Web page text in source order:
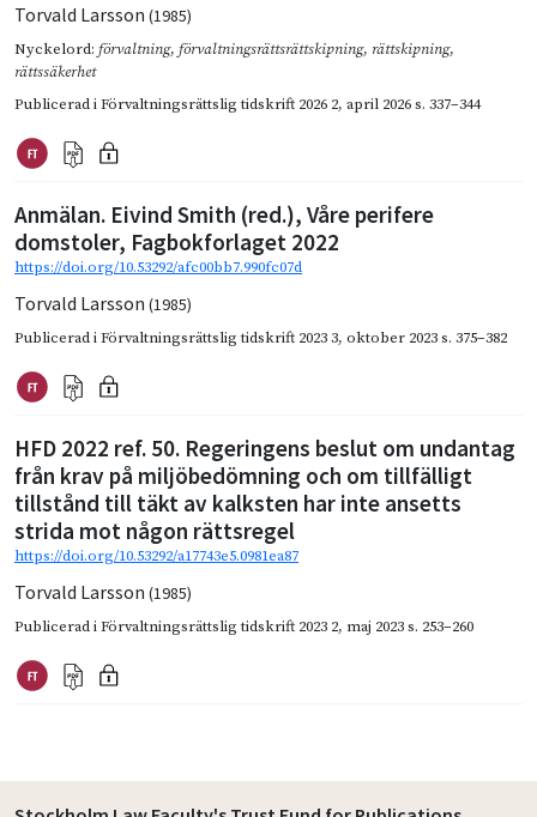
Torvald Larsson (1985)
Nyckelord: förvaltning, förvaltningsrättsrättskipning, rättskipning,
rättssäkerhet
Publicerad iFörvaltningsrättslig tidskrift 2026 2, april 2026s. 337–344
Anmälan. Eivind Smith (red.), Våre perifere
domstoler, Fagbokforlaget 2022
https://doi.org/10.53292/afc00bb7.990fc07d
Torvald Larsson (1985)
Publicerad iFörvaltningsrättslig tidskrift 2023 3, oktober 2023s. 375–382
HFD 2022 ref. 50. Regeringens beslut om undantag
från krav på miljöbedömning och om tillfälligt
tillstånd till täkt av kalksten har inte ansetts
strida mot någon rättsregel
https://doi.org/10.53292/a17743e5.0981ea87
Torvald Larsson (1985)
Publicerad iFörvaltningsrättslig tidskrift 2023 2, maj 2023s. 253–260